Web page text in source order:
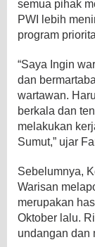
semua pihak
PWI lebih
program
“Saya Ingin
dan
wartawan.
berkala dan
melakukan
Sumut,” ujar
Sebelumnya,
Warisan
merupakan
Oktober lalu.
undangan dan